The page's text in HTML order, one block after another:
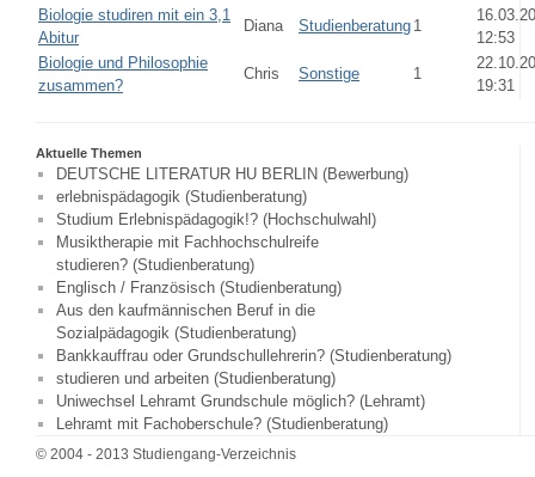
Biologie studiren mit ein 3,1
Abitur
Diana Studienberatung 1
12:53
Biologie und Philosophie
zusammen?
Chris Sonstige 1
19:31
Aktuelle Themen
DEUTSCHE LITERATUR HU BERLIN (Bewerbung)
erlebnispädagogik (Studienberatung)
Studium Erlebnispädagogik!? (Hochschulwahl)
Musiktherapie mit Fachhochschulreife
studieren? (Studienberatung)
Englisch / Französisch (Studienberatung)
Aus den kaufmännischen Beruf in die
Sozialpädagogik (Studienberatung)
Bankkauffrau oder Grundschullehrerin? (Studienberatung)
studieren und arbeiten (Studienberatung)
Uniwechsel Lehramt Grundschule möglich? (Lehramt)
Lehramt mit Fachoberschule? (Studienberatung)
© 2004 - 2013 Studiengang-Verzeichnis